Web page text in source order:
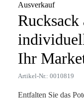
Ausverkauf
Ihr
Artikel-Nr.: 0010819
Entfalten Sie das